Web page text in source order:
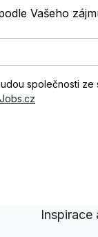
Vašeho
společnosti ze
Inspirace